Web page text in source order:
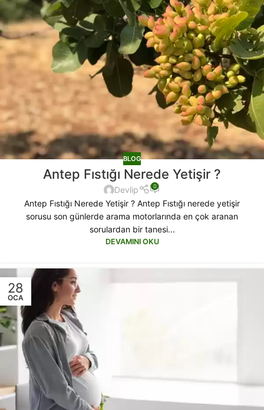
BLOG
Antep Fıstığı Nerede Yetişir ?
Devlip 0
Antep Fıstığı Nerede Yetişir ? Antep Fıstığı nerede yetişir
sorusu son günlerde arama motorlarında en çok aranan
sorulardan bir tanesi...
DEVAMINI OKU
28
OCA